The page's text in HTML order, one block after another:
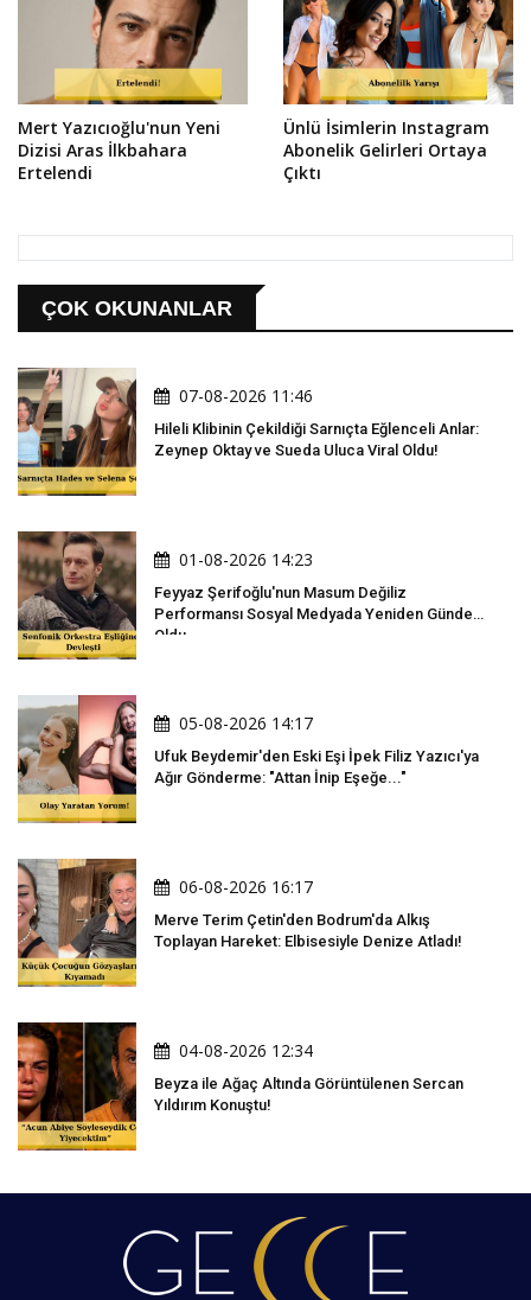
Mert Yazıcıoğlu'nun Yeni
Dizisi Aras İlkbahara
Ertelendi
Ünlü İsimlerin Instagram
Abonelik Gelirleri Ortaya
Çıktı
ÇOK OKUNANLAR
07-08-2026 11:46
Hileli Klibinin Çekildiği Sarnıçta Eğlenceli Anlar:
Zeynep Oktay ve Sueda Uluca Viral Oldu!
01-08-2026 14:23
Feyyaz Şerifoğlu'nun Masum Değiliz
Performansı Sosyal Medyada Yeniden Gündem
Oldu
05-08-2026 14:17
Ufuk Beydemir'den Eski Eşi İpek Filiz Yazıcı'ya
Ağır Gönderme: "Attan İnip Eşeğe..."
06-08-2026 16:17
Merve Terim Çetin'den Bodrum'da Alkış
Toplayan Hareket: Elbisesiyle Denize Atladı!
04-08-2026 12:34
Beyza ile Ağaç Altında Görüntülenen Sercan
Yıldırım Konuştu!